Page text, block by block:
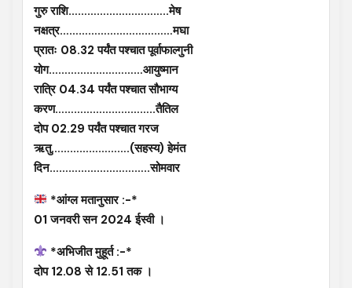
गुरु राशि…………………………..मेष
नक्षत्र………………………………मघा
प्रातः 08.32 पर्यंत पश्चात पूर्वाफाल्गुनी
योग…………………………आयुष्मान
रात्रि 04.34 पर्यंत पश्चात सौभाग्य
करण…………………………..तैतिल
दोप 02.29 पर्यंत पश्चात गरज
ऋतु…………………….(सहस्य) हेमंत
दिन…………………………..सोमवार
*आंग्ल मतानुसार :-*
01 जनवरी सन 2024 ईस्वी ।
*अभिजीत मुहूर्त :-*
दोप 12.08 से 12.51 तक ।